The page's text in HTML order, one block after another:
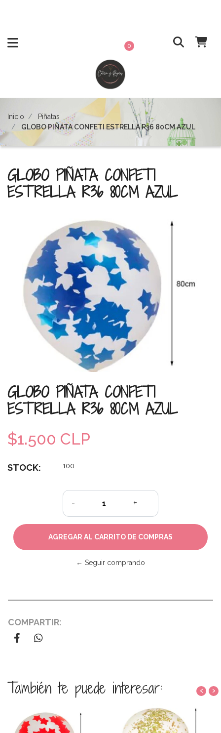
0
Inicio
Piñatas
GLOBO PIÑATA CONFETI ESTRELLA R36 80CM AZUL
GLOBO PIÑATA CONFETI
ESTRELLA R36 80CM AZUL
GLOBO PIÑATA CONFETI
ESTRELLA R36 80CM AZUL
$1.500 CLP
STOCK: 100
- +
← Seguir comprando
COMPARTIR:
También te puede interesar: ‹ ›